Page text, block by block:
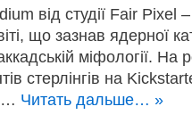
від студії Fair Pixel
що зазнав ядерної
міфології. На
стерлінгів на
Читать дальше… »